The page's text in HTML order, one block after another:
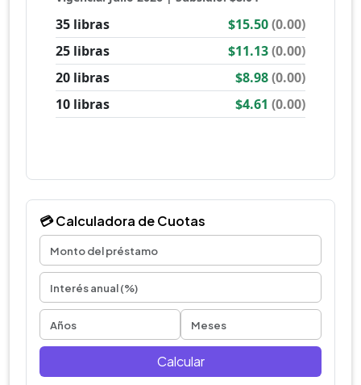
💳 Calculadora de Cuotas
Calcular